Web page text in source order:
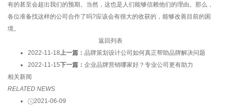
有的甚至会超出我们的预期。当然，这也是人们能够信赖他们的理由。那么，
各位准备找这样的公司合作了吗?应该会有很大的收获的，能够改善目前的困
境。
返回列表
2022-11-18上一篇： 品牌策划设计公司如何真正帮助品牌解决问题
2022-11-15下一篇： 企业品牌营销哪家好？专业公司更有助力
相关新闻
RELATED NEWS
2021-06-09